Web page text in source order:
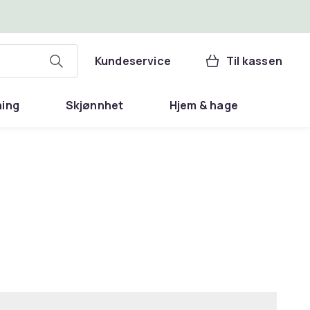
Kundeservice Til kassen
Skjønnhet Hjem & hage